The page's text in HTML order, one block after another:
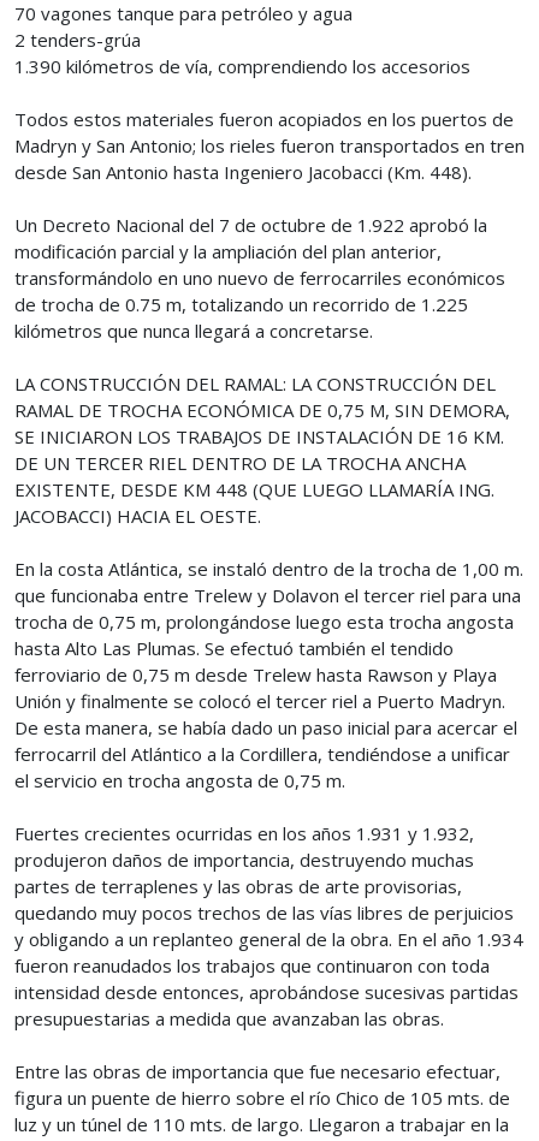
70 vagones tanque para petróleo y agua
2 tenders-grúa
1.390 kilómetros de vía, comprendiendo los accesorios
Todos estos materiales fueron acopiados en los puertos de
Madryn y San Antonio; los rieles fueron transportados en tren
desde San Antonio hasta Ingeniero Jacobacci (Km. 448).
Un Decreto Nacional del 7 de octubre de 1.922 aprobó la
modificación parcial y la ampliación del plan anterior,
transformándolo en uno nuevo de ferrocarriles económicos
de trocha de 0.75 m, totalizando un recorrido de 1.225
kilómetros que nunca llegará a concretarse.
LA CONSTRUCCIÓN DEL RAMAL: LA CONSTRUCCIÓN DEL
RAMAL DE TROCHA ECONÓMICA DE 0,75 M, SIN DEMORA,
SE INICIARON LOS TRABAJOS DE INSTALACIÓN DE 16 KM.
DE UN TERCER RIEL DENTRO DE LA TROCHA ANCHA
EXISTENTE, DESDE KM 448 (QUE LUEGO LLAMARÍA ING.
JACOBACCI) HACIA EL OESTE.
En la costa Atlántica, se instaló dentro de la trocha de 1,00 m.
que funcionaba entre Trelew y Dolavon el tercer riel para una
trocha de 0,75 m, prolongándose luego esta trocha angosta
hasta Alto Las Plumas. Se efectuó también el tendido
ferroviario de 0,75 m desde Trelew hasta Rawson y Playa
Unión y finalmente se colocó el tercer riel a Puerto Madryn.
De esta manera, se había dado un paso inicial para acercar el
ferrocarril del Atlántico a la Cordillera, tendiéndose a unificar
el servicio en trocha angosta de 0,75 m.
Fuertes crecientes ocurridas en los años 1.931 y 1.932,
produjeron daños de importancia, destruyendo muchas
partes de terraplenes y las obras de arte provisorias,
quedando muy pocos trechos de las vías libres de perjuicios
y obligando a un replanteo general de la obra. En el año 1.934
fueron reanudados los trabajos que continuaron con toda
intensidad desde entonces, aprobándose sucesivas partidas
presupuestarias a medida que avanzaban las obras.
Entre las obras de importancia que fue necesario efectuar,
figura un puente de hierro sobre el río Chico de 105 mts. de
luz y un túnel de 110 mts. de largo. Llegaron a trabajar en la